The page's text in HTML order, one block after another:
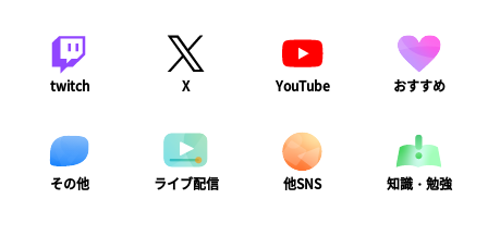
twitch X YouTube おすすめ
その他 ライブ配信 他SNS 知識・勉強